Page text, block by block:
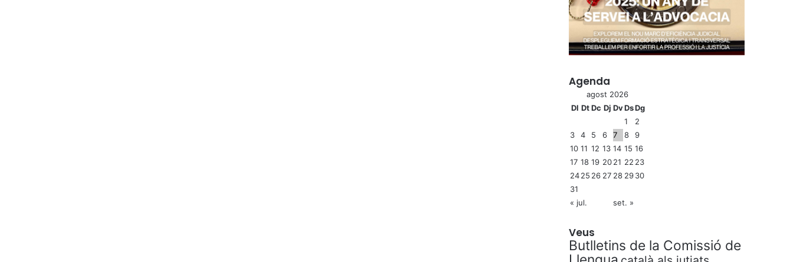
Agenda
agost 2026
Dl Dt Dc Dj DvDsDg
1
2
3
4 5 6 7 8
9
10 11 12 13 14 15 16
17 18 19 2021 22 23
2425 26 27 28 2930
31
« jul.
set. »
Veus
Butlletins de la Comissió de